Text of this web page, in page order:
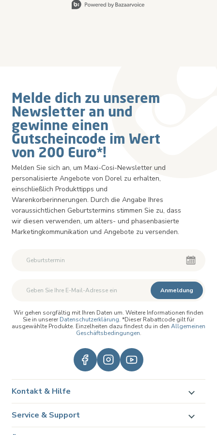
Melde dich zu unserem
Newsletter an und
gewinne einen
Gutscheincode im Wert
von 200 Euro*!
Melden Sie sich an, um Maxi-Cosi-Newsletter und
personalisierte Angebote von Dorel zu erhalten,
einschließlich Produkttipps und
Warenkorberinnerungen. Durch die Angabe Ihres
voraussichtlichen Geburtstermins stimmen Sie zu, dass
wir diesen verwenden, um alters- und phasenbasierte
Marketingkommunikation und Angebote zu versenden.
Anmeldung
Wir gehen sorgfältig mit Ihren Daten um. Weitere Informationen finden
Sie in unserer Datenschutzerklärung. *Dieser Rabattcode gilt für
ausgewählte Produkte. Einzelheiten dazu findest du in den Allgemeinen
Geschäftsbedingungen.
Kontakt & Hilfe
Service & Support